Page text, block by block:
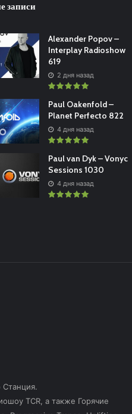
записи
Alexander Popov –
Interplay Radioshow
619
2 дня назад
Paul Oakenfold –
Planet Perfecto 822
4 дня назад
Paul van Dyk – Vonyc
Sessions 1030
4 дня назад
TCR, а также Горячие